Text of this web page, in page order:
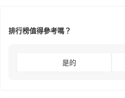
排行榜值得參考嗎？
是的